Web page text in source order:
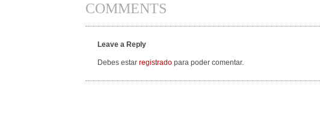
COMMENTS
Leave a Reply
Debes estar registrado para poder comentar.